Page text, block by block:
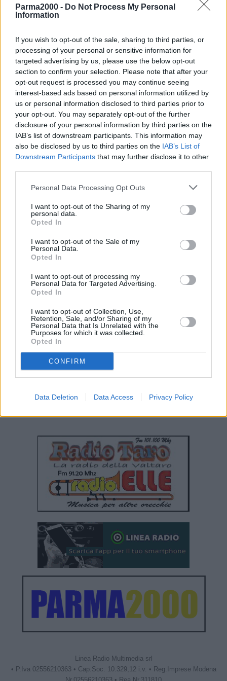
Parma2000 - Do Not Process My Personal
Information
If you wish to opt-out of the sale, sharing to third parties, or
processing of your personal or sensitive information for
targeted advertising by us, please use the below opt-out
section to confirm your selection. Please note that after your
opt-out request is processed you may continue seeing
interest-based ads based on personal information utilized by
us or personal information disclosed to third parties prior to
your opt-out. You may separately opt-out of the further
disclosure of your personal information by third parties on the
IAB’s list of downstream participants. This information may
also be disclosed by us to third parties on the IAB’s List of
Downstream Participants that may further disclose it to other
Personal Data Processing Opt Outs
I want to opt-out of the Sharing of my
personal data.
Opted In
I want to opt-out of the Sale of my
Personal Data.
Opted In
I want to opt-out of processing my
Personal Data for Targeted Advertising.
Opted In
I want to opt-out of Collection, Use,
Retention, Sale, and/or Sharing of my
Personal Data that Is Unrelated with the
Purposes for which it was collected.
Opted In
CONFIRM
Data Deletion Data Access Privacy Policy
ore. Il Dpcm sarà in vigore da domani al 24 novembre.
Come avevamo già anticipato ieri in sintesi:
Confermato lo stop per bar, gelaterie, ristoranti etc. alle ore
18 (Il consumo al tavolo è consentito per un massimo di quattro
persone per tavolo, salvo che siano tutti conviventi. Dopo le 18
è vietato il consumo di cibi e bevande nei luoghi pubblici e aperti
al pubblico)
Possibilità di chiudere strade e piazze dopo le 21 per evitare
assembramenti (ad esclusione di residenti e attività)
Sospese le attività di palestre, piscine e centri e benessere e
Sospese le attività di spettacolo aperte al pubblico in sale
Per i primi livelli scolastici (elementari e medie) lezioni in
presenza
Scarica il DCPM
Linea Radio Multimedia srl
• P.Iva 02556210363 • Cap.Soc. 10.329,12 i.v. • Reg.Imprese Modena